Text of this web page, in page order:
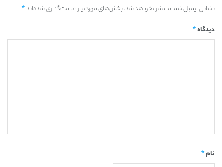
نشانی ایمیل شما منتشر نخواهد شد.بخش‌های موردنیاز علامت‌گذاری شده‌اند*
دیدگاه*
نام*